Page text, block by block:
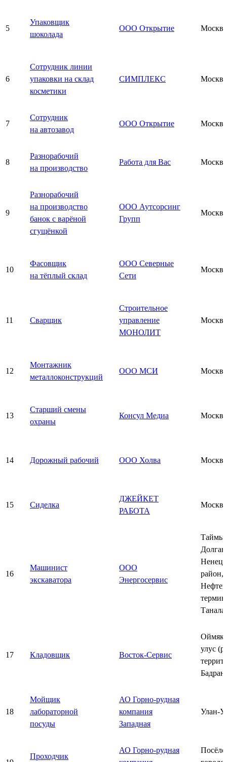
5
Упаковщик
шоколада
ООО Открытие Москва
6
Сотрудник линии
упаковки на склад
косметики
СИМПЛЕКС Москва
7
Сотрудник
на автозавод
ООО Открытие Москва
8
Разнорабочий
на производство
Работа для Вас Москва
9
Разнорабочий
на производство
банок с варёной
сгущёнкой
ООО Аутсорсинг
Групп
Москва
10
Фасовщик
на тёплый склад
ООО Северные
Сети
Москва
11 Сварщик
Строительное
управление
МОНОЛИТ
Москва
12
Монтажник
металлоконструкций
ООО МСИ Москва
13
Старший смены
охраны
Консул Медиа Москва
14 Дорожный рабочий ООО Холва Москва
15 Сиделка
ДЖЕЙКЕТ
РАБОТА
Москва
16
Машинист
экскаватора
ООО
Энергосервис
район,
17 Кладовщик Восток-Сервис
улус
Бадран
18
Мойщик
лабораторной
посуды
АО Горно-рудная
компания
Западная
Улан-
Проходчик
АО Горно-рудная